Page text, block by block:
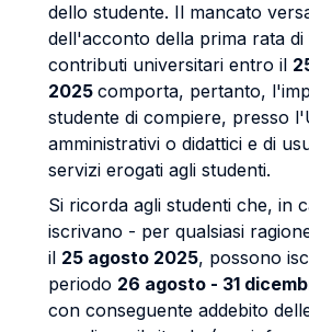
dello studente. Il mancato
dell'acconto della prima rata di
contributi universitari entro il
2025 comporta, pertanto,
studente di compiere, presso
amministrativi o didattici e di
servizi erogati agli studenti.
Si ricorda agli studenti che, in
iscrivano - per qualsiasi
il 25 agosto 2025, possono
periodo 26 agosto - 31
con conseguente addebito